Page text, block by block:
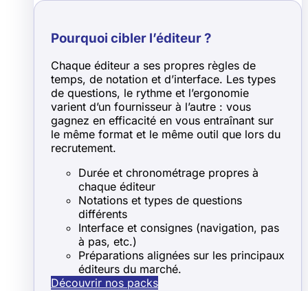
Pourquoi cibler l’éditeur ?
Chaque éditeur a ses propres règles de
temps, de notation et d’interface. Les types
de questions, le rythme et l’ergonomie
varient d’un fournisseur à l’autre : vous
gagnez en efficacité en vous entraînant sur
le même format et le même outil que lors du
recrutement.
Durée et chronométrage propres à
chaque éditeur
Notations et types de questions
différents
Interface et consignes (navigation, pas
à pas, etc.)
Préparations alignées sur les principaux
éditeurs du marché.
Découvrir nos packs